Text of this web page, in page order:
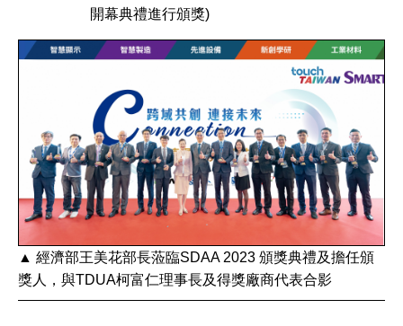
開幕典禮進行頒獎)
▲ 經濟部王美花部長蒞臨SDAA 2023 頒獎典禮及擔任頒
獎人，與TDUA柯富仁理事長及得獎廠商代表合影